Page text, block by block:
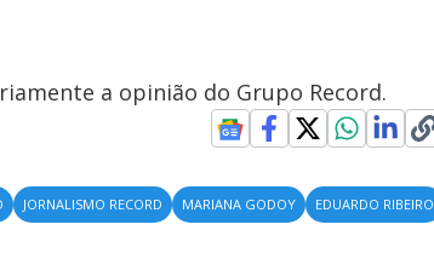
a opinião do Grupo Record.
JORNALISMO RECORD MARIANA GODOY
EDUARDO RIBEIRO